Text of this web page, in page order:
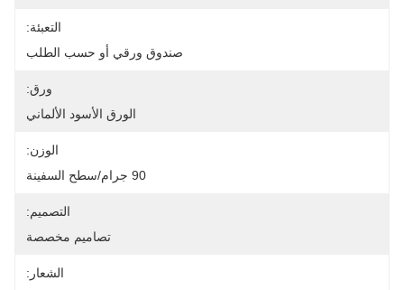
التعبئة:
صندوق ورقي أو حسب الطلب
ورق:
الورق الأسود الألماني
الوزن:
90 جرام/سطح السفينة
التصميم:
تصاميم مخصصة
الشعار: